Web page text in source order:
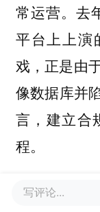
常运营。去
平台上上演
戏，正是由
像数据库并
言，建立合
程。
本文来自
写评论...